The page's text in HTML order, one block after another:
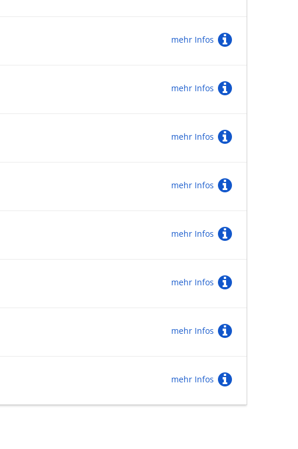
mehr Infos
mehr Infos
mehr Infos
mehr Infos
mehr Infos
mehr Infos
mehr Infos
mehr Infos